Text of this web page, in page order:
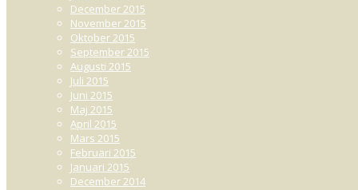
December 2015
November 2015
Oktober 2015
September 2015
Augusti 2015
Juli 2015
Juni 2015
Maj 2015
April 2015
Mars 2015
Februari 2015
Januari 2015
December 2014